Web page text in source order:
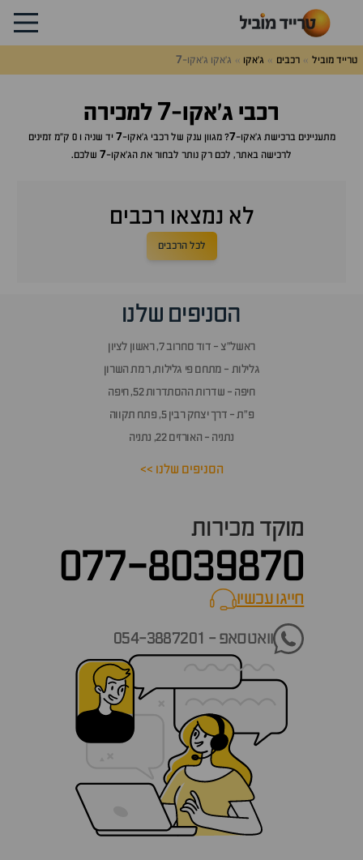
טרייד מוביל רכבים ג'אקו ג'אקו ג'אקו-7
רכבי ג'אקו-7 למכירה
מתעניינים ברכישת ג'אקו-7? מגוון ענק של רכבי ג'אקו-7
יד שניה ו 0 ק"מ זמינים
לרכישה באתר, לכם רק נותר לבחור את הג'אקו-7 שלכם.
לא נמצאו רכבים
לכל הרכבים
הסניפים שלנו
ראשל״צ - דוד סחרוב 7, ראשון לציון
גלילות - מתחם פי גלילות, רמת השרון
חיפה - שדרות ההסתדרות 52, חיפה
פ״ת - דרך יצחק רבין 5, פתח תקווה
נתניה - האורזים 22, נתניה
הסניפים שלנו >>
מוקד מכירות
077-8039870
חייגו עכשיוcall now
וואטסאפ - 054-3887201